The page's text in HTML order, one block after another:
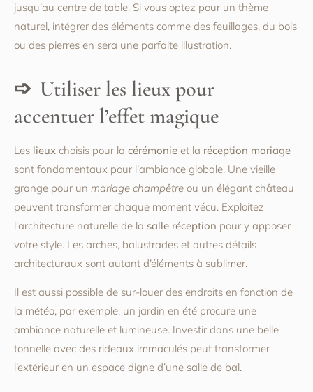
jusqu’au centre de table. Si vous optez pour un thème
naturel, intégrer des éléments comme des feuillages, du bois
ou des pierres en sera une parfaite illustration.
Utiliser les lieux pour
accentuer l’effet magique
Les lieux choisis pour la cérémonie et la réception mariage
sont fondamentaux pour l’ambiance globale. Une vieille
grange pour un mariage champêtre ou un élégant château
peuvent transformer chaque moment vécu. Exploitez
l’architecture naturelle de la salle réception pour y apposer
votre style. Les arches, balustrades et autres détails
architecturaux sont autant d’éléments à sublimer.
Il est aussi possible de sur-louer des endroits en fonction de
la météo, par exemple, un jardin en été procure une
ambiance naturelle et lumineuse. Investir dans une belle
tonnelle avec des rideaux immaculés peut transformer
l’extérieur en un espace digne d’une salle de bal.